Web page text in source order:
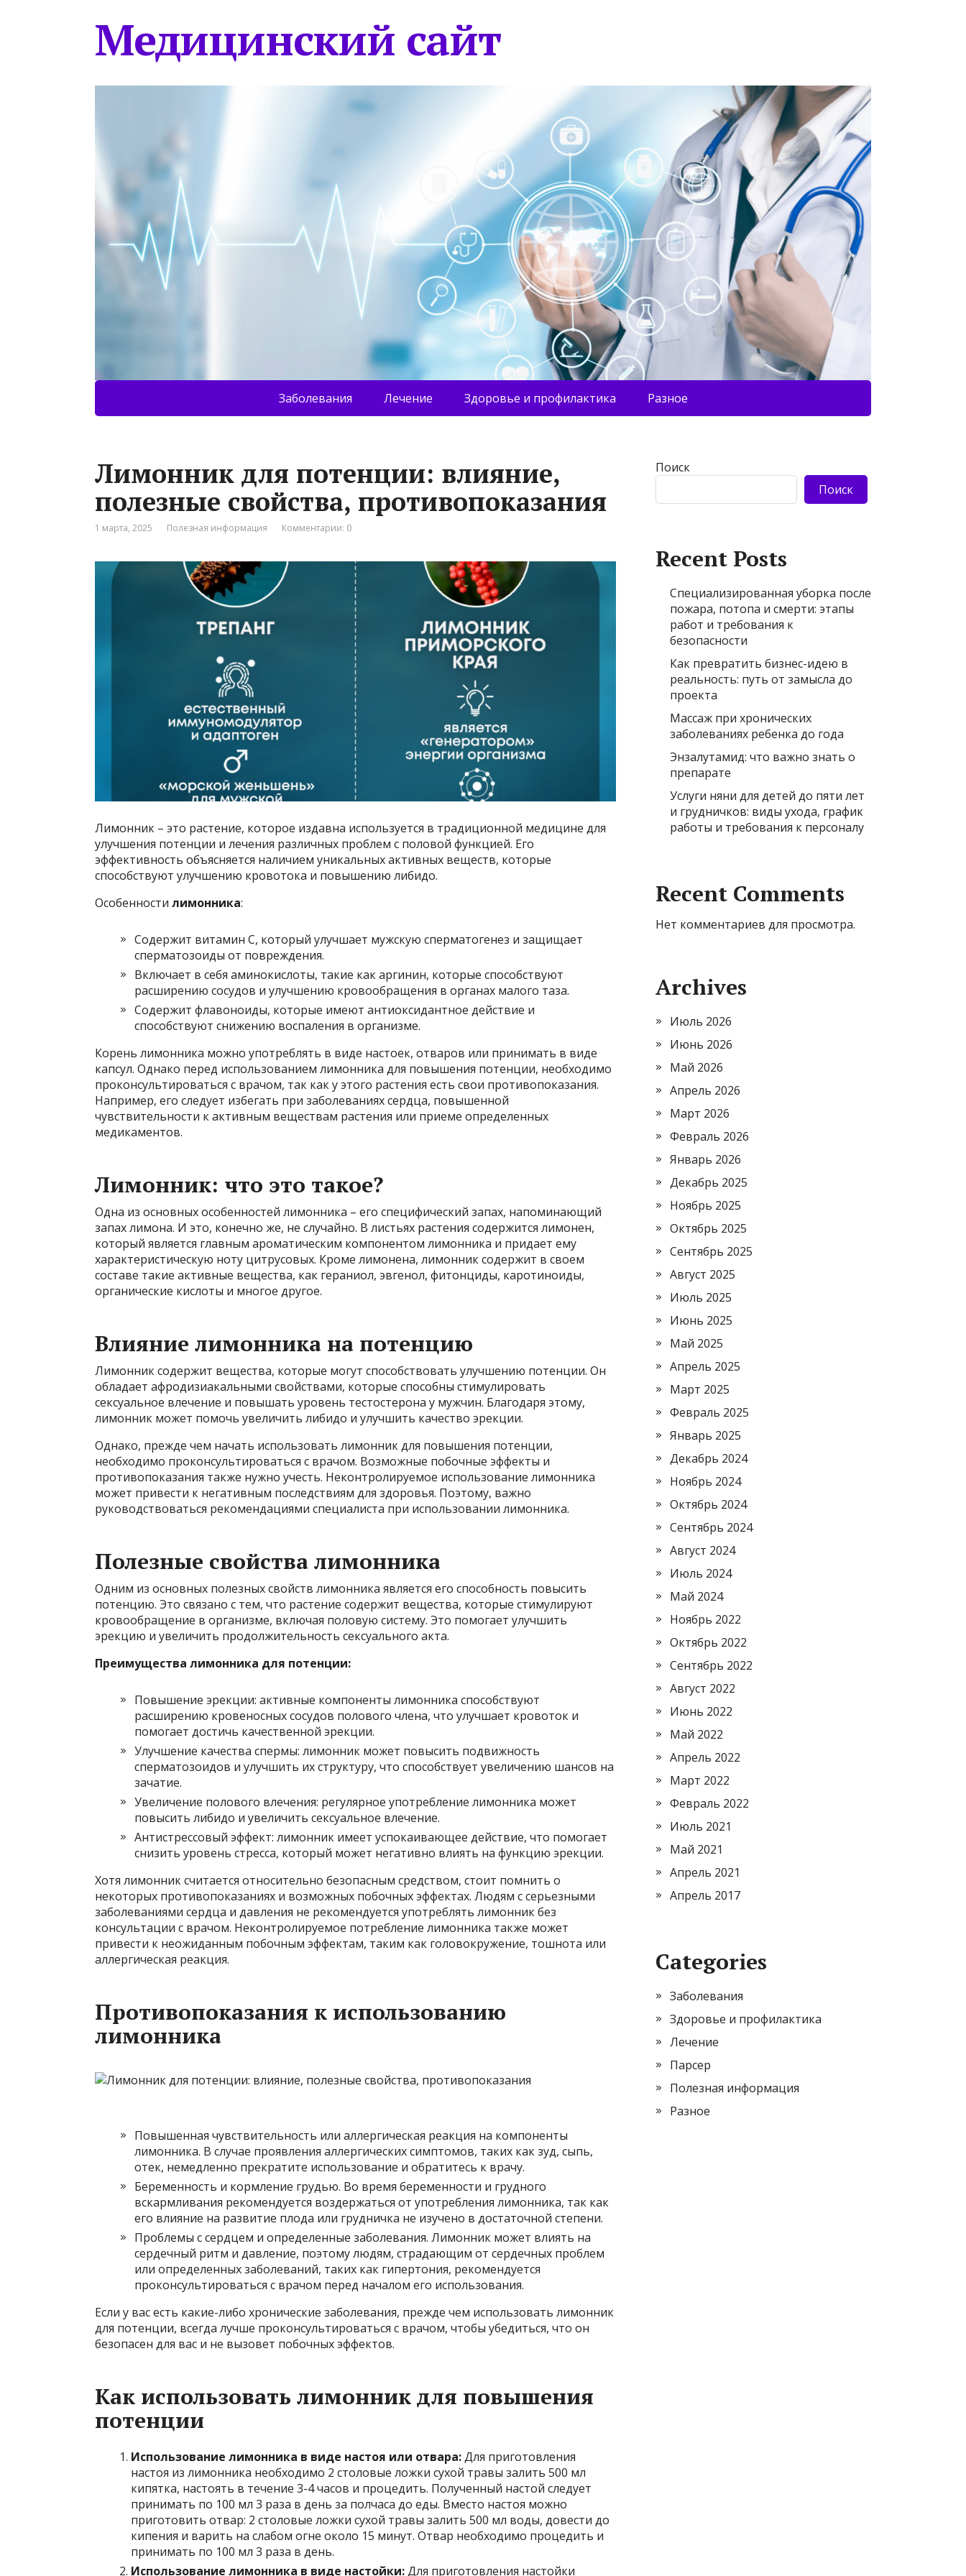
Медицинский сайт
Заболевания Лечение Здоровье и профилактика Разное
Лимонник для потенции: влияние,
полезные свойства, противопоказания
1 марта, 2025 Полезная информация Комментарии: 0
Лимонник – это растение, которое издавна используется в традиционной медицине для
улучшения потенции и лечения различных проблем с половой функцией. Его
эффективность объясняется наличием уникальных активных веществ, которые
способствуют улучшению кровотока и повышению либидо.
Особенности лимонника:
Содержит витамин С, который улучшает мужскую сперматогенез и защищает
сперматозоиды от повреждения.
Включает в себя аминокислоты, такие как аргинин, которые способствуют
расширению сосудов и улучшению кровообращения в органах малого таза.
Содержит флавоноиды, которые имеют антиоксидантное действие и
способствуют снижению воспаления в организме.
Корень лимонника можно употреблять в виде настоек, отваров или принимать в виде
капсул. Однако перед использованием лимонника для повышения потенции, необходимо
проконсультироваться с врачом, так как у этого растения есть свои противопоказания.
Например, его следует избегать при заболеваниях сердца, повышенной
чувствительности к активным веществам растения или приеме определенных
медикаментов.
Лимонник: что это такое?
Одна из основных особенностей лимонника – его специфический запах, напоминающий
запах лимона. И это, конечно же, не случайно. В листьях растения содержится лимонен,
который является главным ароматическим компонентом лимонника и придает ему
характеристическую ноту цитрусовых. Кроме лимонена, лимонник содержит в своем
составе такие активные вещества, как гераниол, эвгенол, фитонциды, каротиноиды,
органические кислоты и многое другое.
Влияние лимонника на потенцию
Лимонник содержит вещества, которые могут способствовать улучшению потенции. Он
обладает афродизиакальными свойствами, которые способны стимулировать
сексуальное влечение и повышать уровень тестостерона у мужчин. Благодаря этому,
лимонник может помочь увеличить либидо и улучшить качество эрекции.
Однако, прежде чем начать использовать лимонник для повышения потенции,
необходимо проконсультироваться с врачом. Возможные побочные эффекты и
противопоказания также нужно учесть. Неконтролируемое использование лимонника
может привести к негативным последствиям для здоровья. Поэтому, важно
руководствоваться рекомендациями специалиста при использовании лимонника.
Полезные свойства лимонника
Одним из основных полезных свойств лимонника является его способность повысить
потенцию. Это связано с тем, что растение содержит вещества, которые стимулируют
кровообращение в организме, включая половую систему. Это помогает улучшить
эрекцию и увеличить продолжительность сексуального акта.
Преимущества лимонника для потенции:
Повышение эрекции: активные компоненты лимонника способствуют
расширению кровеносных сосудов полового члена, что улучшает кровоток и
помогает достичь качественной эрекции.
Улучшение качества спермы: лимонник может повысить подвижность
сперматозоидов и улучшить их структуру, что способствует увеличению шансов на
зачатие.
Увеличение полового влечения: регулярное употребление лимонника может
повысить либидо и увеличить сексуальное влечение.
Антистрессовый эффект: лимонник имеет успокаивающее действие, что помогает
снизить уровень стресса, который может негативно влиять на функцию эрекции.
Хотя лимонник считается относительно безопасным средством, стоит помнить о
некоторых противопоказаниях и возможных побочных эффектах. Людям с серьезными
заболеваниями сердца и давления не рекомендуется употреблять лимонник без
консультации с врачом. Неконтролируемое потребление лимонника также может
привести к неожиданным побочным эффектам, таким как головокружение, тошнота или
аллергическая реакция.
Противопоказания к использованию
лимонника
Повышенная чувствительность или аллергическая реакция на компоненты
лимонника. В случае проявления аллергических симптомов, таких как зуд, сыпь,
отек, немедленно прекратите использование и обратитесь к врачу.
Беременность и кормление грудью. Во время беременности и грудного
вскармливания рекомендуется воздержаться от употребления лимонника, так как
его влияние на развитие плода или грудничка не изучено в достаточной степени.
Проблемы с сердцем и определенные заболевания. Лимонник может влиять на
сердечный ритм и давление, поэтому людям, страдающим от сердечных проблем
или определенных заболеваний, таких как гипертония, рекомендуется
проконсультироваться с врачом перед началом его использования.
Если у вас есть какие-либо хронические заболевания, прежде чем использовать лимонник
для потенции, всегда лучше проконсультироваться с врачом, чтобы убедиться, что он
безопасен для вас и не вызовет побочных эффектов.
Как использовать лимонник для повышения
потенции
Использование лимонника в виде настоя или отвара:Для приготовления
настоя из лимонника необходимо 2 столовые ложки сухой травы залить 500 мл
кипятка, настоять в течение 3-4 часов и процедить. Полученный настой следует
принимать по 100 мл 3 раза в день за полчаса до еды. Вместо настоя можно
приготовить отвар: 2 столовые ложки сухой травы залить 500 мл воды, довести до
кипения и варить на слабом огне около 15 минут. Отвар необходимо процедить и
принимать по 100 мл 3 раза в день.
Использование лимонника в виде настойки:Для приготовления настойки
Поиск
Поиск
Recent Posts
Специализированная уборка после
пожара, потопа и смерти: этапы
работ и требования к
безопасности
Как превратить бизнес-идею в
реальность: путь от замысла до
проекта
Массаж при хронических
заболеваниях ребенка до года
Энзалутамид: что важно знать о
препарате
Услуги няни для детей до пяти лет
и грудничков: виды ухода, график
работы и требования к персоналу
Recent Comments
Нет комментариев для просмотра.
Archives
Июль 2026
Июнь 2026
Май 2026
Апрель 2026
Март 2026
Февраль 2026
Январь 2026
Декабрь 2025
Ноябрь 2025
Октябрь 2025
Сентябрь 2025
Август 2025
Июль 2025
Июнь 2025
Май 2025
Апрель 2025
Март 2025
Февраль 2025
Январь 2025
Декабрь 2024
Ноябрь 2024
Октябрь 2024
Сентябрь 2024
Август 2024
Июль 2024
Май 2024
Ноябрь 2022
Октябрь 2022
Сентябрь 2022
Август 2022
Июнь 2022
Май 2022
Апрель 2022
Март 2022
Февраль 2022
Июль 2021
Май 2021
Апрель 2021
Апрель 2017
Categories
Заболевания
Здоровье и профилактика
Лечение
Парсер
Полезная информация
Разное